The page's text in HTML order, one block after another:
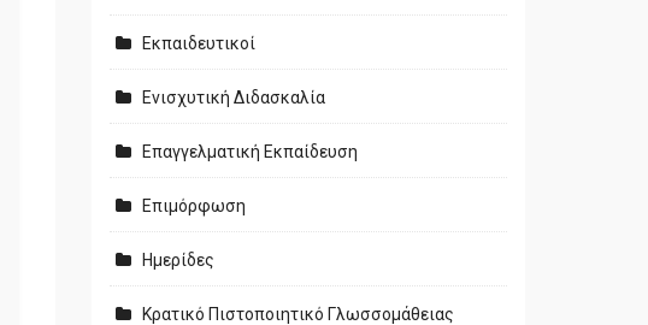
Εκπαιδευτικοί
Ενισχυτική Διδασκαλία
Επαγγελματική Εκπαίδευση
Επιμόρφωση
Ημερίδες
Κρατικό Πιστοποιητικό Γλωσσομάθειας